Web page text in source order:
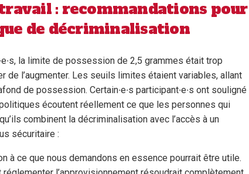
: recommandations pour
de décriminalisation
la limite de possession de 2,5 grammes était trop
de l’augmenter. Les seuils limites étaient variables, allant
de possession. Certain∙e∙s participant∙e∙s ont souligné
écoutent réellement ce que les personnes qui
combinent la décriminalisation avec l’accès à un
sécuritaire :
à ce que nous demandons en essence pourrait être utile.